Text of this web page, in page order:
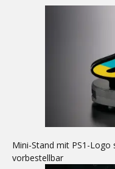
Mini-Stand mit PS1-
vorbestellbar